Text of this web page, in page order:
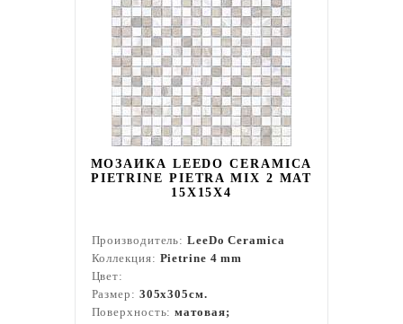
МОЗАИКА LEEDO CERAMICA
PIETRINE PIETRA MIX 2 MAT
15X15X4
Производитель:LeeDo Ceramica
Коллекция: Pietrine 4 mm
Цвет:
Размер: 305x305см.
Поверхность:матовая;